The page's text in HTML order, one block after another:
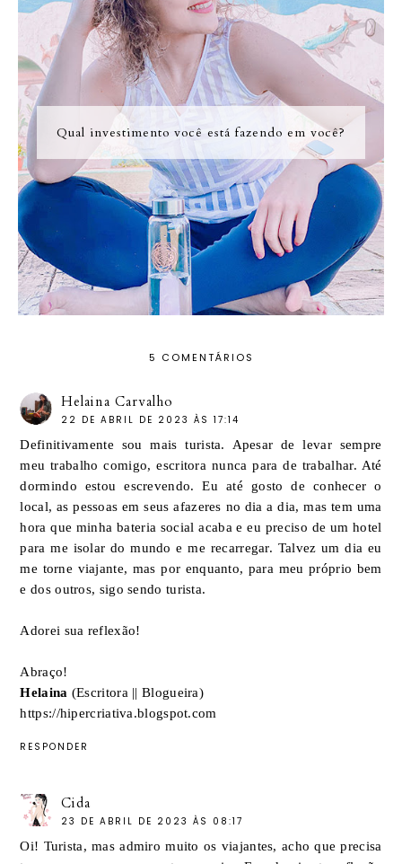
Qual investimento você está fazendo em você?
5 COMENTÁRIOS
Helaina Carvalho
22 DE ABRIL DE 2023 ÀS 17:14
Definitivamente sou mais turista. Apesar de levar sempre
meu trabalho comigo, escritora nunca para de trabalhar. Até
dormindo estou escrevendo. Eu até gosto de conhecer o
local, as pessoas em seus afazeres no dia a dia, mas tem uma
hora que minha bateria social acaba e eu preciso de um hotel
para me isolar do mundo e me recarregar. Talvez um dia eu
me torne viajante, mas por enquanto, para meu próprio bem
e dos outros, sigo sendo turista.
Adorei sua reflexão!
Abraço!
Helaina (Escritora || Blogueira)
https://hipercriativa.blogspot.com
RESPONDER
Cida
23 DE ABRIL DE 2023 ÀS 08:17
Oi! Turista, mas admiro muito os viajantes, acho que precisa